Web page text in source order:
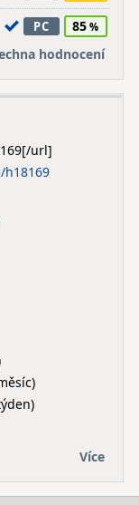
PC
85
hodnocení
Více